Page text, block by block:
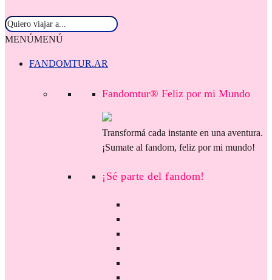
MENÚMENÚ
FANDOMTUR.AR
Fandomtur® Feliz por mi Mundo
Transformá cada instante en una aventura.
¡Sumate al fandom, feliz por mi mundo!
¡Sé parte del fandom!